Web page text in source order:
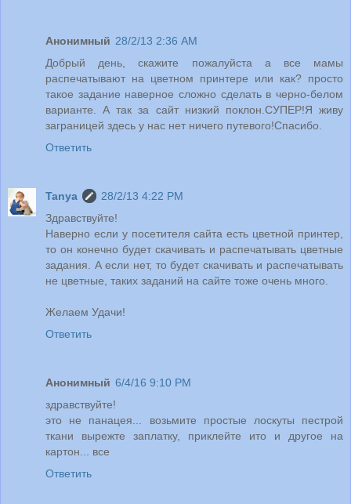
Анонимный 28/2/13 2:36 AM
Добрый день, скажите пожалуйста а все мамы
распечатывают на цветном принтере или как? просто
такое задание наверное сложно сделать в черно-белом
варианте. А так за сайт низкий поклон.СУПЕР!Я живу
заграницей здесь у нас нет ничего путевого!Спасибо.
Ответить
Tanya
28/2/13 4:22 PM
Здравствуйте!
Наверно если у посетителя сайта есть цветной принтер,
то он конечно будет скачивать и распечатывать цветные
задания. А если нет, то будет скачивать и распечатывать
не цветные, таких заданий на сайте тоже очень много.
Желаем Удачи!
Ответить
Анонимный 6/4/16 9:10 PM
здравствуйте!
это не панацея... возьмите простые лоскуты пестрой
ткани вырежте заплатку, приклейте ито и другое на
картон... все
Ответить